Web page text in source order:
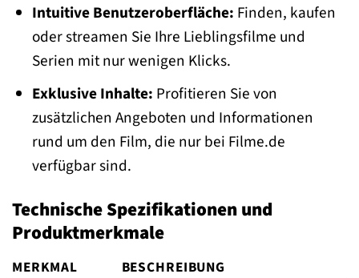
Intuitive Benutzeroberfläche: Finden, kaufen
oder streamen Sie Ihre Lieblingsfilme und
Serien mit nur wenigen Klicks.
Exklusive Inhalte: Profitieren Sie von
zusätzlichen Angeboten und Informationen
rund um den Film, die nur bei Filme.de
verfügbar sind.
Technische Spezifikationen und
Produktmerkmale
MERKMAL
BESCHREIBUNG